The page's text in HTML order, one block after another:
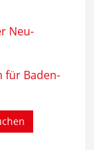
Neu-
für Baden-